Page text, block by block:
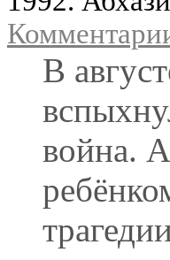
В
война.